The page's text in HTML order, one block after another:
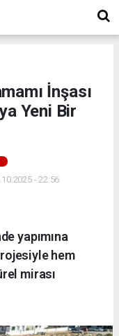
İnşası
Yeni Bir
- 22:56
yapımına
hem
mirası